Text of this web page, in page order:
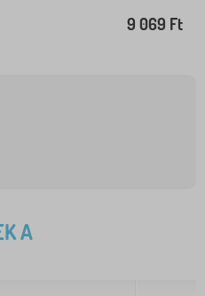
9 069 Ft
A